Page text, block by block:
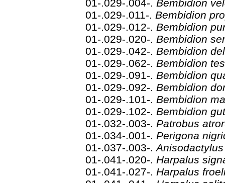
01-.029-.004-. Bembidion
01-.029-.011-. Bembidion
01-.029-.012-. Bembidion
01-.029-.020-. Bembidion
01-.029-.042-. Bembidion
01-.029-.062-. Bembidion
01-.029-.091-. Bembidion
01-.029-.092-. Bembidion
01-.029-.101-. Bembidion
01-.029-.102-. Bembidion
01-.032-.003-. Patrobus
01-.034-.001-. Perigona
01-.037-.003-.
01-.041-.020-. Harpalus
01-.041-.027-. Harpalus